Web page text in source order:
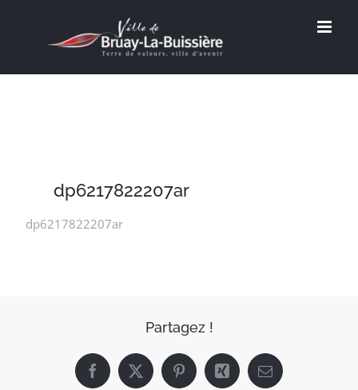
dp6217822207ar
dp6217822207ar
Partagez !
Facebook
X PinterestXing Email